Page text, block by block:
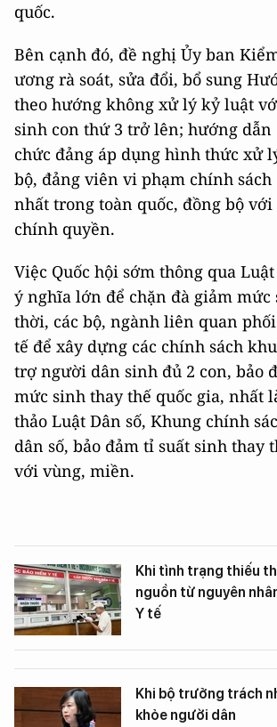
quốc.
Bên cạnh đó, đề nghị Ủy ban
ương rà soát, sửa đổi, bổ sung
theo hướng không xử lý kỷ luật
sinh con thứ 3 trở lên; hướng dẫn
chức đảng áp dụng hình thức xử
bộ, đảng viên vi phạm chính sách
nhất trong toàn quốc, đồng bộ
chính quyền.
Việc Quốc hội sớm thông qua Luật
ý nghĩa lớn để chặn đà giảm mức
thời, các bộ, ngành liên quan
tế để xây dựng các chính sách
trợ người dân sinh đủ 2 con, bảo
mức sinh thay thế quốc gia, nhất
thảo Luật Dân số, Khung chính
dân số, bảo đảm tỉ suất sinh thay
với vùng, miền.
Khi tình trạng thiếu
nguồn từ nguyên
Y tế
Khi bộ trưởng trách
khỏe người dân